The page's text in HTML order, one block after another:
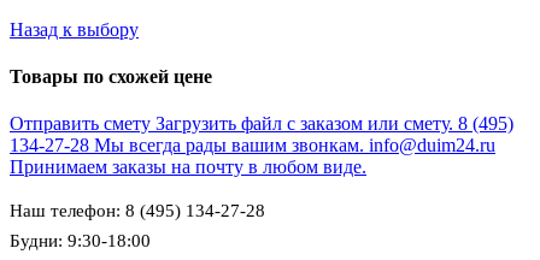
Назад к выбору
Товары по схожей цене
Отправить смету Загрузить файл с заказом или смету. 8 (495)
134-27-28 Мы всегда рады вашим звонкам. info@duim24.ru
Принимаем заказы на почту в любом виде.
Наш телефон: 8 (495) 134-27-28
Будни: 9:30-18:00